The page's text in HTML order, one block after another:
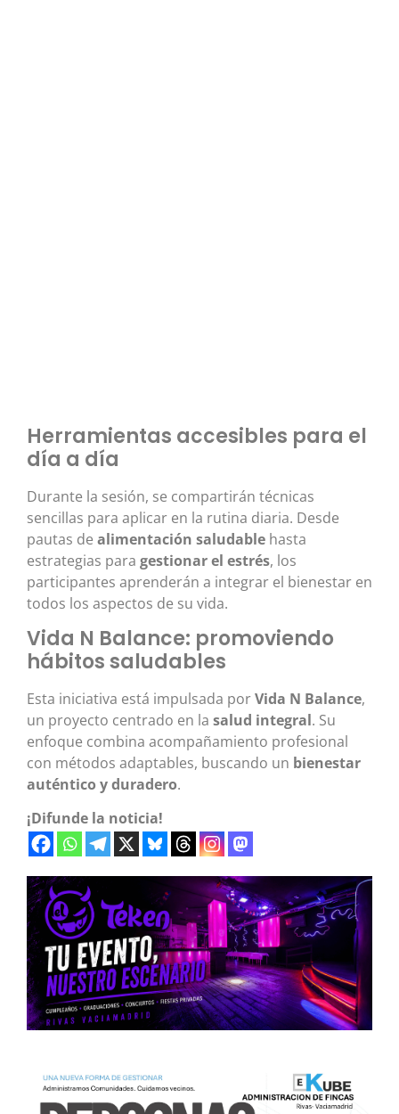
Herramientas accesibles para el
día a día
Durante la sesión, se compartirán técnicas
sencillas para aplicar en la rutina diaria. Desde
pautas de alimentación saludable hasta
estrategias para gestionar el estrés, los
participantes aprenderán a integrar el bienestar en
todos los aspectos de su vida.
Vida N Balance: promoviendo
hábitos saludables
Esta iniciativa está impulsada porVida N Balance,
un proyecto centrado en la salud integral. Su
enfoque combina acompañamiento profesional
con métodos adaptables, buscando un bienestar
auténtico y duradero.
¡Difunde la noticia!